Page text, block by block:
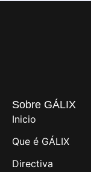
Sobre GÁLIX
Inicio
Que é GÁLIX
Directiva